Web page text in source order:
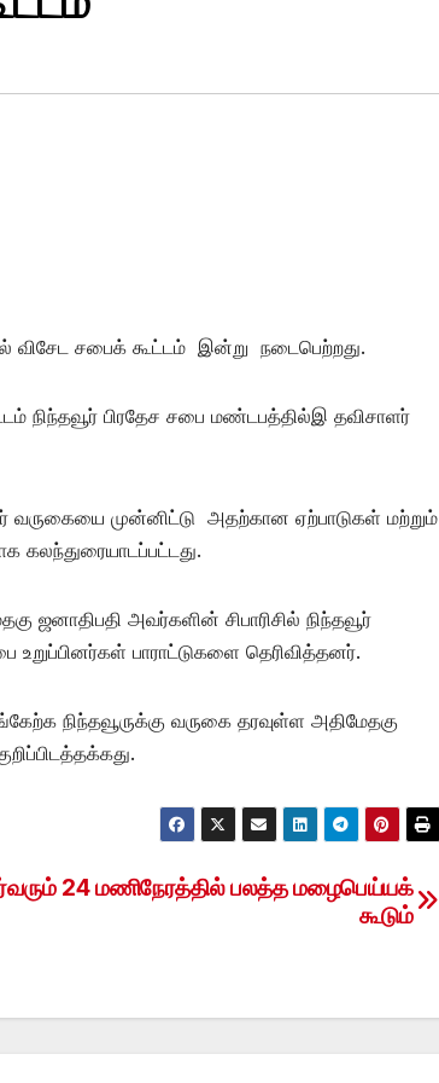
விசேட சபைக் கூட்டம் இன்று நடைபெற்றது.
நிந்தவூர் பிரதேச சபை மண்டபத்தில்இ தவிசாளர்
வருகையை முன்னிட்டு அதற்கான ஏற்பாடுகள் மற்றும்
கலந்துரையாடப்பட்டது.
ஜனாதிபதி அவர்களின் சிபாரிசில் நிந்தவூர்
பாராட்டுகளை தெரிவித்தனர்.
நிந்தவூருக்கு வருகை தரவுள்ள அதிமேதகு
24 மணிநேரத்தில் பலத்த மழைபெய்யக்
கூடும்